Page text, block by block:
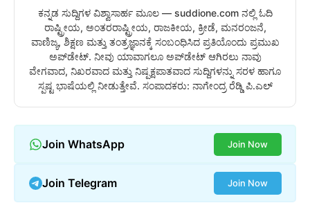
ಕನ್ನಡ ಸುದ್ದಿಗಳ ವಿಶ್ವಾಸಾರ್ಹ ಮೂಲ — suddione.com ನಲ್ಲಿ ಓದಿ
ರಾಷ್ಟ್ರೀಯ, ಅಂತರರಾಷ್ಟ್ರೀಯ, ರಾಜಕೀಯ, ಕ್ರೀಡೆ, ಮನರಂಜನೆ,
ವಾಣಿಜ್ಯ, ಶಿಕ್ಷಣ ಮತ್ತು ತಂತ್ರಜ್ಞಾನಕ್ಕೆ ಸಂಬಂಧಿಸಿದ ಪ್ರತಿಯೊಂದು ಪ್ರಮುಖ
ಅಪ್‌ಡೇಟ್. ನೀವು ಯಾವಾಗಲೂ ಅಪ್‌ಡೇಟ್ ಆಗಿರಲು ನಾವು
ವೇಗವಾದ, ನಿಖರವಾದ ಮತ್ತು ನಿಷ್ಪಕ್ಷಪಾತವಾದ ಸುದ್ದಿಗಳನ್ನು ಸರಳ ಹಾಗೂ
ಸ್ಪಷ್ಟ ಭಾಷೆಯಲ್ಲಿ ನೀಡುತ್ತೇವೆ. ಸಂಪಾದಕರು: ನಾಗೇಂದ್ರ ರೆಡ್ಡಿ ಪಿ.ಎಲ್
Join WhatsApp Join Now
Join Telegram Join Now